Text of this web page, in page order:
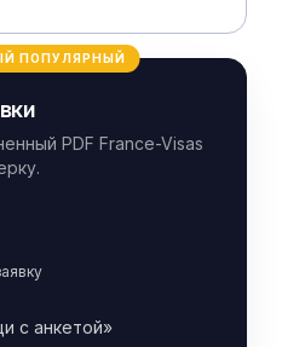
ПОПУЛЯРНЫЙ
PDF France-Visas
с анкетой»